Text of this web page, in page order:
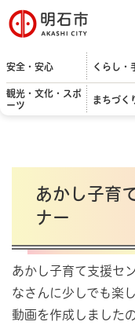
明石市
安全・安心 くらし・
観光・文化・スポ
ーツ
まちづく
あかし子育
ナー
あかし子育て支援セ
なさんに少しでも楽
動画を作成しました